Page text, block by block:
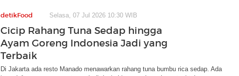
detikFood Selasa, 07 Jul 2026 10:30 WIB
Cicip Rahang Tuna Sedap hingga
Ayam Goreng Indonesia Jadi yang
Terbaik
Di Jakarta ada resto Manado menawarkan rahang tuna bumbu rica sedap. Ada